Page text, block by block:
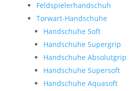
Feldspielerhandschuh
Torwart-Handschuhe
Handschuhe Soft
Handschuhe Supergrip
Handschuhe Absolutgrip
Handschuhe Supersoft
Handschuhe Aquasoft